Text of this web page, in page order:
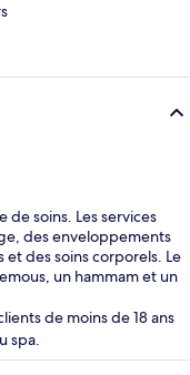
de soins. Les services
des enveloppements
des soins corporels. Le
un hammam et un
de moins de 18 ans
spa.